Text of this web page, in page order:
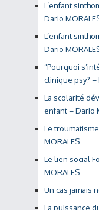
L’enfant
Dario
L’enfant
Dario
“Pourquoi
clinique psy? –
La scolarité
enfant – Dario
Le
MORALES
Le lien social
MORALES
Un cas jamais
La puissance